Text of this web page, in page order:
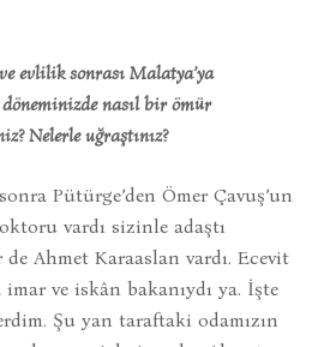
evlilik sonrası Malatya’ya
nasıl bir ömür
Nelerle uğraştınız?
Pütürge’den Ömer Çavuş’un
vardı sizinle adaştı
Ahmet Karaaslan vardı. Ecevit
ve iskân bakanıydı ya. İşte
Şu yan taraftaki odamızın